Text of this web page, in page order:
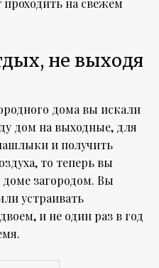
проходить на свежем
не выходя
дома вы искали
дом на выходные, для
и получить
то теперь вы
загородом. Вы
устраивать
и не один раз в год